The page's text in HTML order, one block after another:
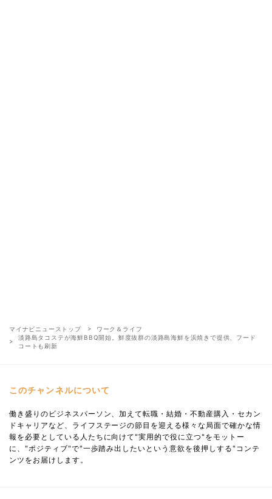
マイナビニューストップ
ワーク＆ライフ
淡路島タコステが海鮮BBQ開始。鮮度抜群の淡路島海鮮を浜焼きで提供、フード
コートも刷新
このチャンネルについて
働き盛りのビジネスパーソン、加えて転職・結婚・不動産購入・セカン
ドキャリアなど、ライフステージの節目を迎える様々な局面で確かな情
報を必要としている人たちに向けて"実用的で役に立つ"をモットー
に、"ポジティブ"で"一歩踏み出したいという意欲を後押しする"コンテ
ンツをお届けします。